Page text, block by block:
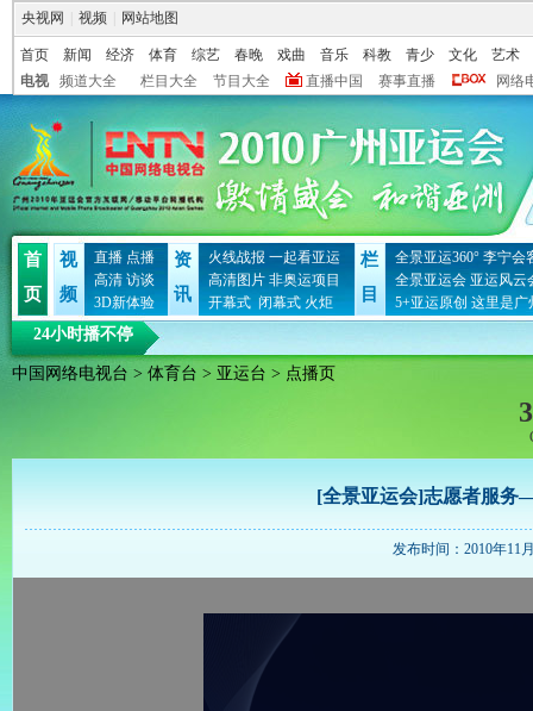
央视网 视频 网站地图
首页 新闻 经济 体育 综艺 春晚 戏曲 音乐 科教 青少 文化
艺术
电视
频道大全 栏目大全 节目大全 直播中国 赛事直播 网络
首
页
视
频
直播 点播
高清 访谈
3D新体验
资
讯
火线战报 一起看亚运
高清图片 非奥运项目
开幕式 闭幕式 火炬
栏
目
全景亚运360° 李宁会
全景亚运会 亚运风云
5+亚运原创 这里是广
24小时播不停
中国网络电视台 > 体育台 > 亚运台 > 点播页
[全景亚运会]志愿者服务
发布时间：2010年11